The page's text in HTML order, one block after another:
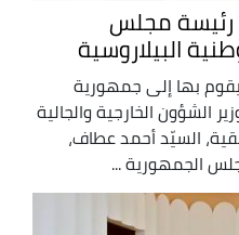
مجلس
البيلاروسية
بها إلى جمهورية
الشؤون الخارجية والجالية
السيّد أحمد عطاف،
الجمهورية ...